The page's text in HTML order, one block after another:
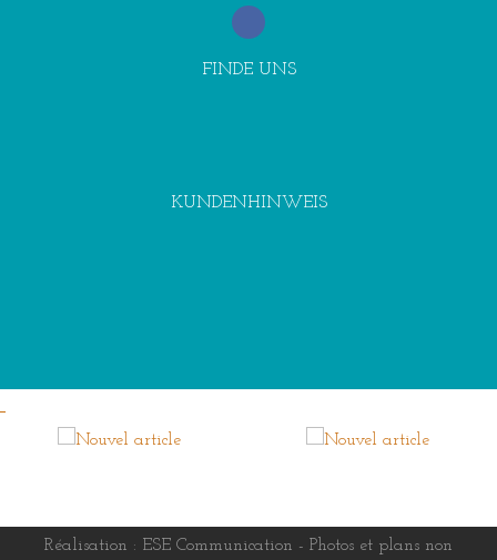
FINDE UNS
KUNDENHINWEIS
Réalisation : ESE Communication - Photos et plans non